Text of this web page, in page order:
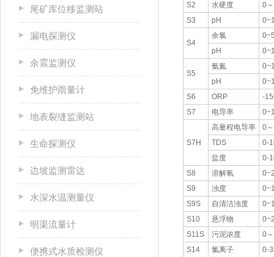
尾矿库位移监测站
漏电探测仪
余震监测仪
免维护雨量计
地表裂缝监测站
生命探测仪
边坡监测雷达
水深水温测量仪
明渠流量计
便携式水质检测仪
S2
水硬度
0
S3
pH
S4
余氯
pH
S5
氨氮
pH
S6
ORP
-
S7
电导率
S7H
高量程电导率
0
TDS
0-
盐度
0-
S8
溶解氧
S9
浊度
S9S
自清洁浊度
S10
悬浮物
S11S
污泥浓度
0
S14
氯离子
0-